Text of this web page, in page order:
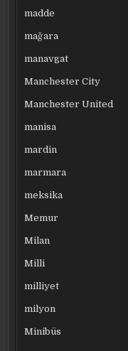
madde
mağara
manavgat
Manchester City
Manchester United
manisa
mardin
marmara
meksika
Memur
Milan
Milli
milliyet
milyon
Minibüs